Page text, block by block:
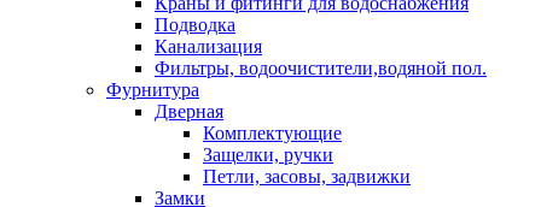
Подводка
Канализация
Фильтры, водоочистители,водяной пол.
Фурнитура
Дверная
Комплектующие
Защелки, ручки
Петли, засовы, задвижки
Замки